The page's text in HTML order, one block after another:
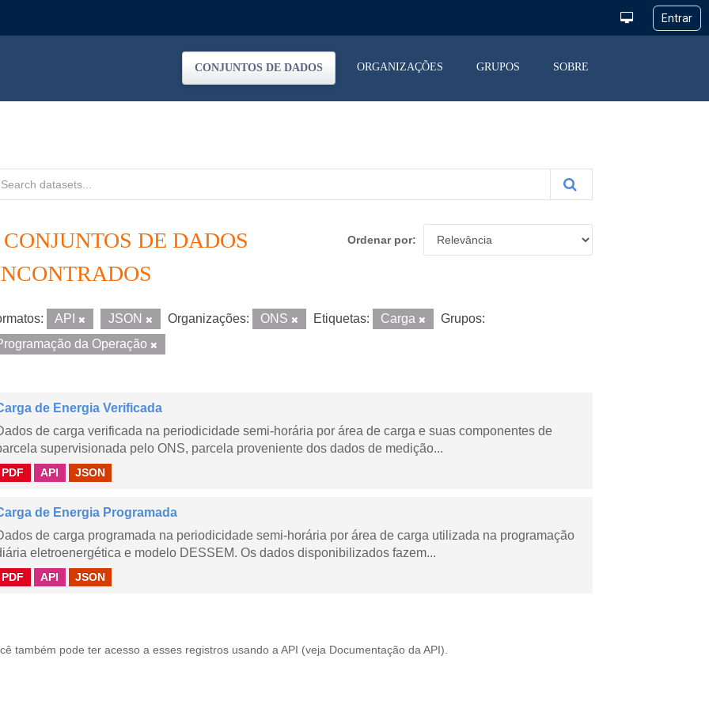
CONJUNTOS DE DADOS ORGANIZAÇÕES GRUPOS SOBRE
Ordenar por
CONJUNTOS DE DADOS
API JSON Organizações: ONS Etiquetas: Carga
Grupos:
da Operação
de Energia Verificada
de carga verificada na periodicidade semi-horária por área de carga e suas componentes de
supervisionada pelo ONS, parcela proveniente dos dados de medição...
PDF API JSON
de Energia Programada
de carga programada na periodicidade semi-horária por área de carga utilizada na programação
eletroenergética e modelo DESSEM. Os dados disponibilizados fazem...
PDF API JSON
também pode ter acesso a esses registros usando a API (veja Documentação da API ).